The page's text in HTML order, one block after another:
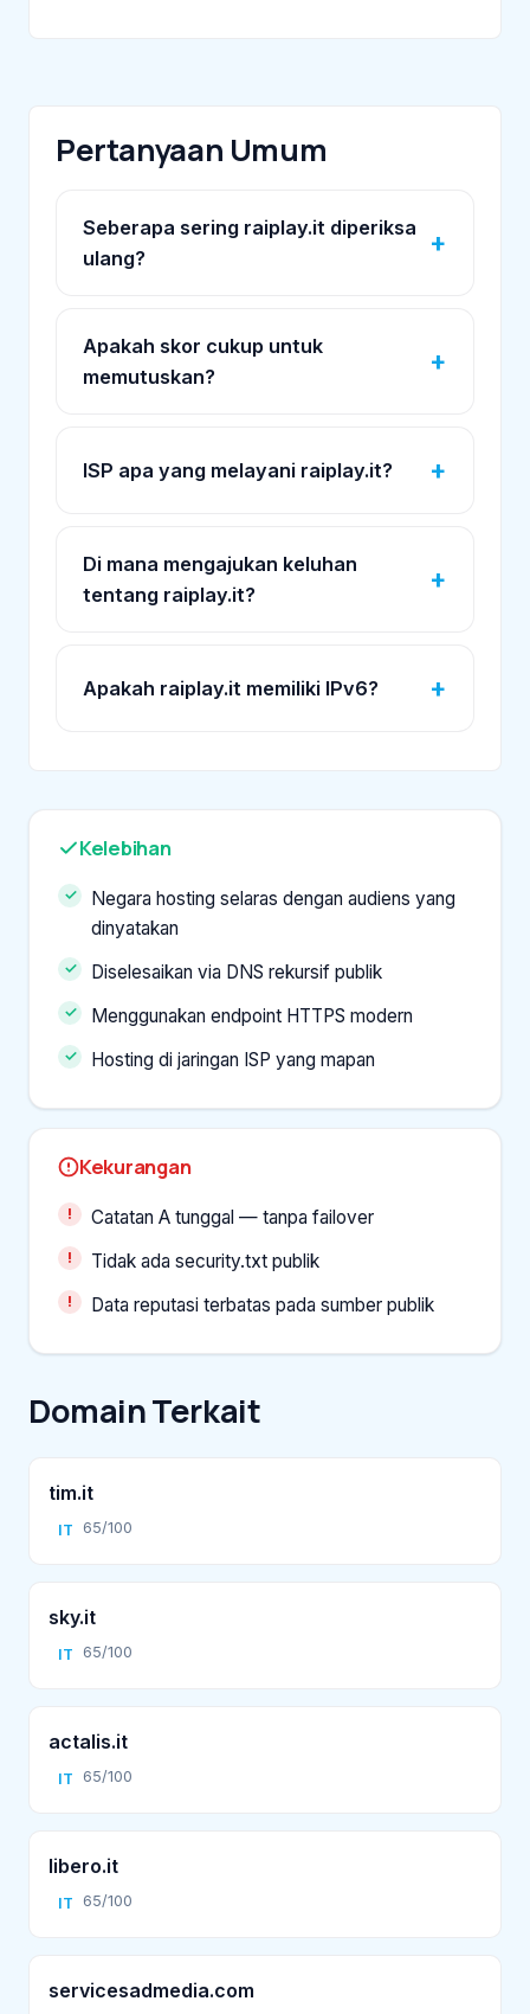
Pertanyaan Umum
Seberapa sering raiplay.it diperiksa
ulang?
Apakah skor cukup untuk
memutuskan?
ISP apa yang melayani raiplay.it?
Di mana mengajukan keluhan
tentang raiplay.it?
Apakah raiplay.it memiliki IPv6?
Kelebihan
Negara hosting selaras dengan audiens yang
dinyatakan
Diselesaikan via DNS rekursif publik
Menggunakan endpoint HTTPS modern
Hosting di jaringan ISP yang mapan
Kekurangan
Catatan A tunggal — tanpa failover
Tidak ada security.txt publik
Data reputasi terbatas pada sumber publik
Domain Terkait
tim.it
IT 65/100
sky.it
IT 65/100
actalis.it
IT 65/100
libero.it
IT 65/100
servicesadmedia.com